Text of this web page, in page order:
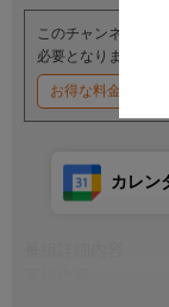
このチャンネルの
必要となります。
お得な料金割引キ
カレン